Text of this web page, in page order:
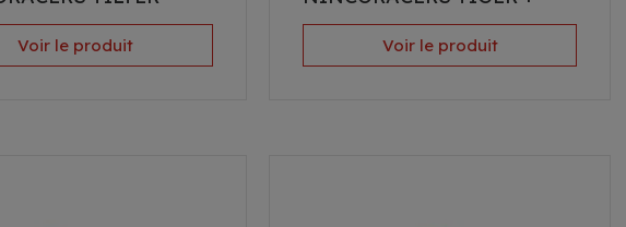
Voir le produit Voir le produit